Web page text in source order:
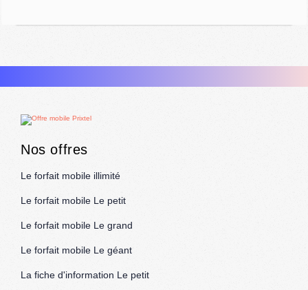
Nos offres
Le forfait mobile illimité
Le forfait mobile Le petit
Le forfait mobile Le grand
Le forfait mobile Le géant
La fiche d'information Le petit